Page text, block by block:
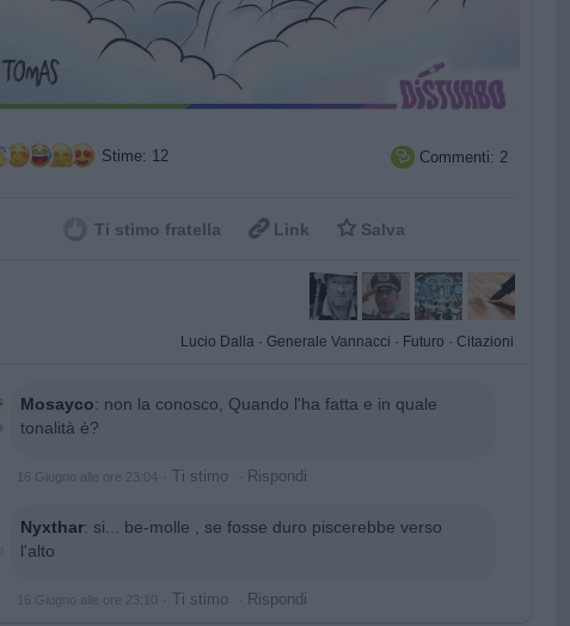
Stime: 12  Commenti: 2
Ti stimo fratella  Link  Salva
Lucio Dalla · Generale Vannacci · Futuro · Citazioni
Mosayco: non la conosco, Quando l'ha fatta e in quale
tonalità è?
16 Giugno alle ore 23:04 Ti stimo Rispondi
Nyxthar: si... be-molle , se fosse duro piscerebbe verso
l'alto
16 Giugno alle ore 23:10 Ti stimo Rispondi